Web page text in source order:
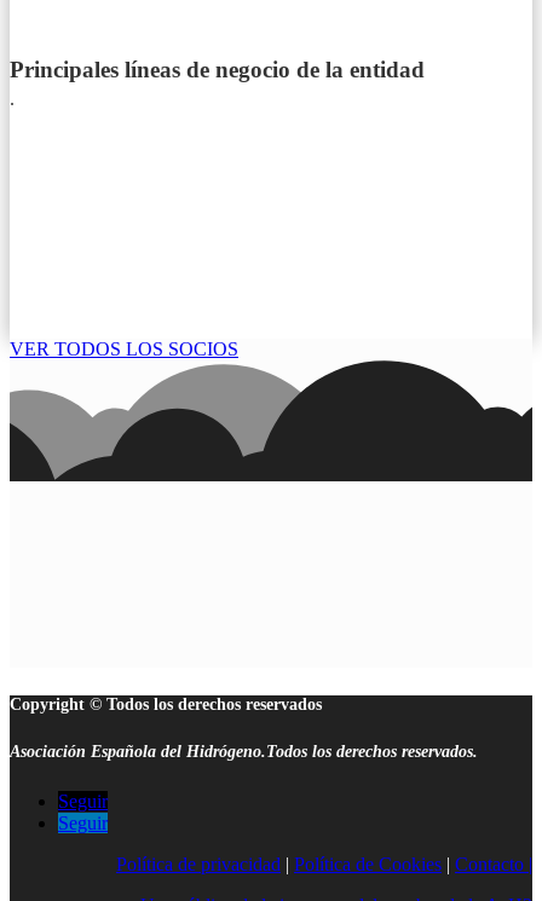
Principales líneas de negocio de la entidad
.
VER TODOS LOS SOCIOS
Copyright © Todos los derechos reservados
Asociación Española del Hidrógeno.Todos los derechos reservados.
Seguir
Seguir
Política de privacidad | Política de Cookies | Contacto |